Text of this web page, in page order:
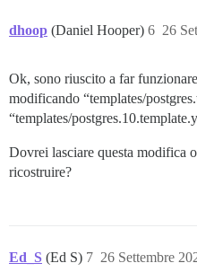
dhoop (Daniel Hooper) 26
6
Ok, sono riuscito a far funzionare
modificando “templates/
“templates/
Dovrei lasciare questa modifica
ricostruire?
Ed_S (Ed S) 26 Settembre
7